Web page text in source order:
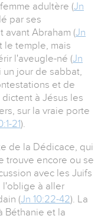
adultère (Jn
par ses
avant Abraham (Jn
le temple, mais
l'aveugle-né (Jn
jour de sabbat,
et de
à Jésus les
sur la vraie porte
21).
de la Dédicace, qui
trouve encore ou se
avec les Juifs
l'oblige à aller
(Jn 10:22-42). La
Béthanie et la